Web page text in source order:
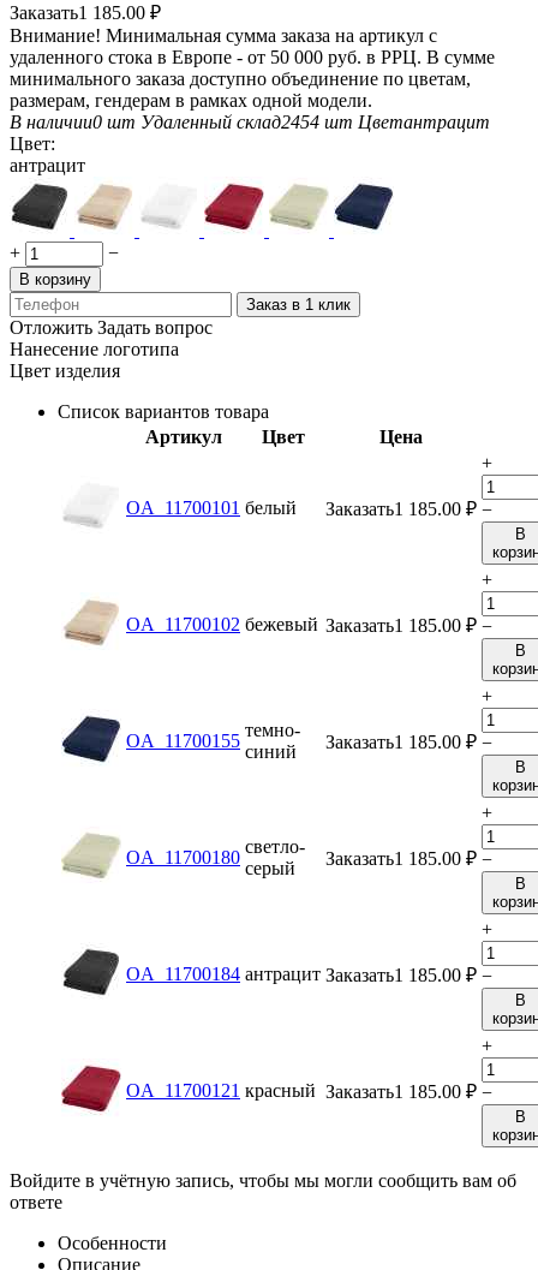
Заказать1 185.00 ₽
Внимание! Минимальная сумма заказа на артикул с
удаленного стока в Европе - от 50 000 руб. в РРЦ. В сумме
минимального заказа доступно объединение по цветам,
размерам, гендерам в рамках одной модели.
В наличии0 шт Удаленный склад2454 шт Цветантрацит
Цвет:
антрацит
+ −
В корзину
Заказ в 1 клик
Отложить Задать вопрос
Нанесение логотипа
Цвет изделия
Список вариантов товара
Артикул
Цвет Цена
OA_11700101 белый Заказать1 185.00 ₽
+
−
В
OA_11700102 бежевый Заказать1 185.00 ₽
+
−
В
OA_11700155
темно-
синий
Заказать1 185.00 ₽
+
−
В
OA_11700180
светло-
серый
Заказать1 185.00 ₽
+
−
В
OA_11700184 антрацит Заказать1 185.00 ₽
+
−
В
OA_11700121 красный Заказать1 185.00 ₽
+
−
В
Войдите в учётную запись, чтобы мы могли сообщить вам об
ответе
Особенности
Описание